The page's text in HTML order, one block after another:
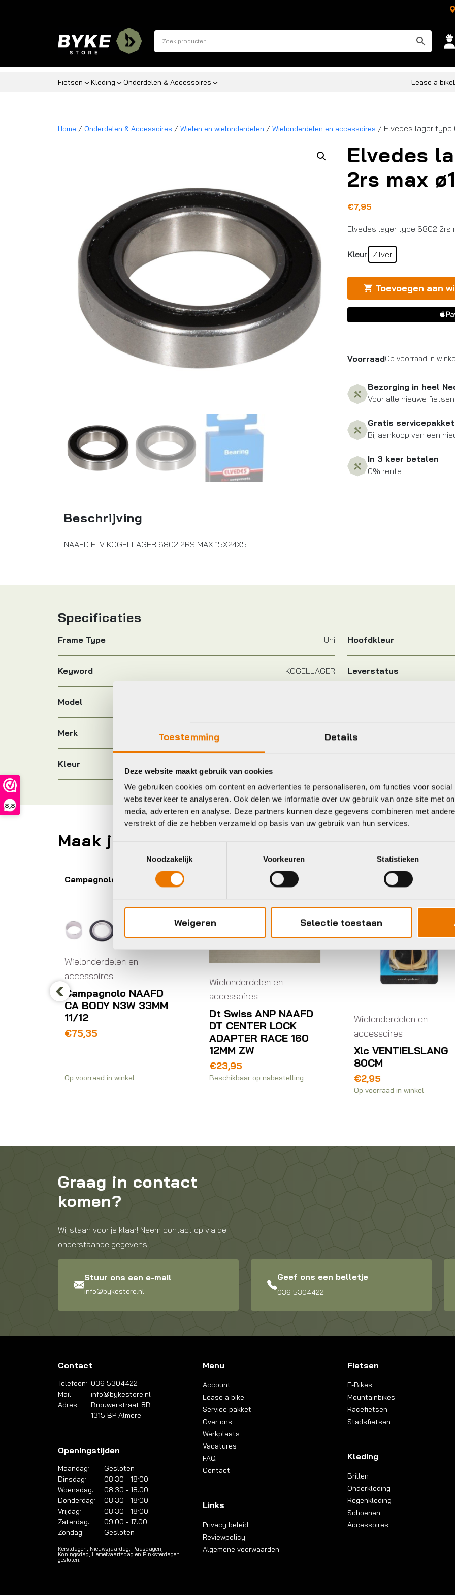
Toestemming Details
Deze website maakt gebruik van cookies
We gebruiken cookies om content en advertenties te personaliseren, om functies voor social
websiteverkeer te analyseren. Ook delen we informatie over uw gebruik van onze site met
media, adverteren en analyse. Deze partners kunnen deze gegevens combineren met
verstrekt of die ze hebben verzameld op basis van uw gebruik van hun services.
Noodzakelijk
Voorkeuren Statistieken
Weigeren Selectie toestaan
8,8
Fietsen Kleding Onderdelen & Accessoires Lease a bike
Home / Onderdelen & Accessoires / Wielen en wielonderdelen / Wielonderdelen en accessoires / Elvedes lager type
Beschrijving
NAAFD ELV KOGELLAGER 6802 2RS MAX 15X24X5
Elvedes
2rs max
€7,95
Elvedes lager type 6802 2rs
Kleur Zilver
Toevoegen aan
VoorraadOp voorraad in
Bezorging in heel
Voor alle nieuwe fietsen
Gratis servicepakket
Bij aankoop van een
In 3 keer betalen
0% rente
Specificaties
Frame Type Uni Hoofdkleur
Keyword KOGELLAGER Leverstatus
Model
Merk Elvedes Jaar
Kleur
Maak je fiets compleet
Previous
Dt Swiss
Wielonderdelen en
accessoires
Dt Swiss ANP NAAFD
DT CENTER LOCK
ADAPTER RACE 160
Beschikbaar op nabestelling
Wielonderdelen en
accessoires
Xlc VENTIELSLANG
80CM
€2,95
Onbekend
Wielonderdelen en
accessoires
Naafdl shim
cassettebody 9sp
tiagra fh-4500
€33,49
Graag in contact
komen?
Wij staan voor je klaar! Neem contact op via de
onderstaande gegevens.
Stuur ons een e-mail
info@bykestore.nl
Geef ons een belletje
036 5304422
Contact
Telefoon: 036 5304422
Mail:
info@bykestore.nl
Adres:
Brouwerstraat 8B
1315 BP Almere
Openingstijden
Maandag:
Gesloten
Dinsdag:
08:30 - 18:00
Woensdag:
08:30 - 18:00
Donderdag:
08:30 - 18:00
Vrijdag:
08:30 - 18:00
Zaterdag:
09:00 - 17:00
Zondag:
Gesloten
Kerstdagen, Nieuwsjaardag, Paasdagen,
Koningsdag, Hemelvaartsdag en Pinksterdagen
gesloten.
Menu
Account
Lease a bike
Service pakket
Over ons
Werkplaats
Vacatures
FAQ
Contact
Links
Privacy beleid
Reviewpolicy
Algemene voorwaarden
Fietsen
E-Bikes
Mountainbikes
Racefietsen
Stadsfietsen
Kleding
Brillen
Onderkleding
Regenkleding
Schoenen
Accessoires